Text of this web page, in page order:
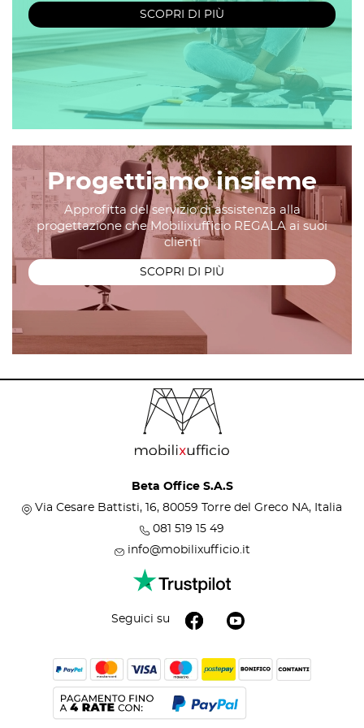
SCOPRI DI PIÙ
Progettiamo insieme
Approfitta del servizio di assistenza alla
progettazione che Mobilixufficio REGALA ai suoi
clienti
SCOPRI DI PIÙ
Beta Office S.A.S
Via Cesare Battisti, 16, 80059 Torre del Greco NA, Italia
081 519 15 49
info@mobilixufficio.it
Seguici su